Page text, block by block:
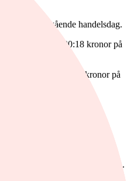
kronor föregående handelsdag.
A stängde på 90:18 kronor på
stängde kring 169 kronor på
på 437:50 kronor på onsdagen.